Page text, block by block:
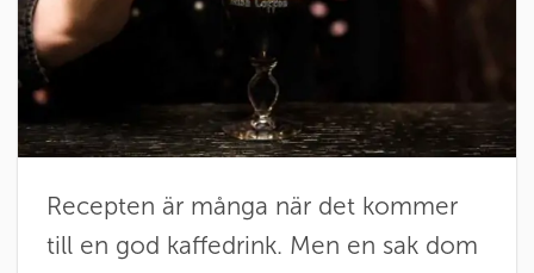
Recepten är många när det kommer
till en god kaffedrink. Men en sak dom